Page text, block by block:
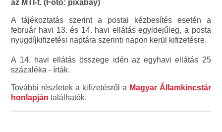
az MTI-t. (Fotó: pixabay)
A tájékoztatás szerint a postai kézbesítés esetén a
február havi 13. és 14. havi ellátás egyidejűleg, a posta
nyugdíjkifizetési naptára szerinti napon kerül kifizetésre.
A 14. havi ellátás összege idén az egyhavi ellátás 25
százaléka - írták.
További részletek a kifizetésről a Magyar Államkincstár
honlapjántalálhatók.